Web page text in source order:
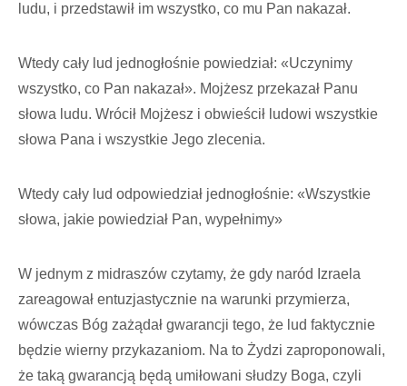
ludu, i przedstawił im wszystko, co mu Pan nakazał.
Wtedy cały lud jednogłośnie powiedział: «Uczynimy
wszystko, co Pan nakazał». Mojżesz przekazał Panu
słowa ludu. Wrócił Mojżesz i obwieścił ludowi wszystkie
słowa Pana i wszystkie Jego zlecenia.
Wtedy cały lud odpowiedział jednogłośnie: «Wszystkie
słowa, jakie powiedział Pan, wypełnimy»
W jednym z midraszów czytamy, że gdy naród Izraela
zareagował entuzjastycznie na warunki przymierza,
wówczas Bóg zażądał gwarancji tego, że lud faktycznie
będzie wierny przykazaniom. Na to Żydzi zaproponowali,
że taką gwarancją będą umiłowani słudzy Boga, czyli